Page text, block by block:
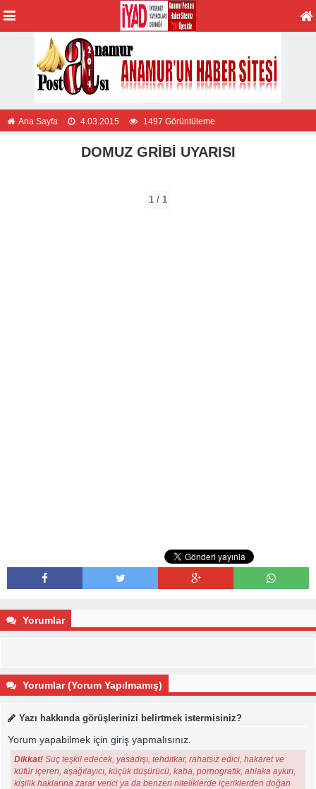
Ana Sayfa 4.03.2015 1497 Görüntüleme
DOMUZ GRİBİ UYARISI
1 / 1
Yorumlar
Yorumlar (Yorum Yapılmamış)
Yazı hakkında görüşlerinizi belirtmek istermisiniz?
Yorum yapabilmek için giriş yapmalısınız.
Dikkat! Suç teşkil edecek, yasadışı, tehditkar, rahatsız edici, hakaret ve
küfür içeren, aşağılayıcı, küçük düşürücü, kaba, pornografik, ahlaka aykırı,
kişilik haklarına zarar verici ya da benzeri niteliklerde içeriklerden doğan